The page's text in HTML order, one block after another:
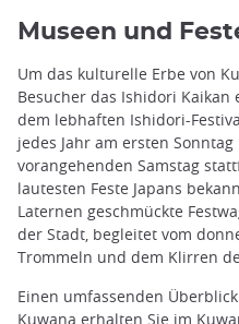
Museen und
Um das kulturelle Erbe von
Besucher das Ishidori
dem lebhaften Ishidori-
jedes Jahr am ersten
vorangehenden Samstag
lautesten Feste Japans
Laternen geschmückte
der Stadt, begleitet vom
Trommeln und dem Klirren
Einen umfassenden
Kuwana erhalten Sie im